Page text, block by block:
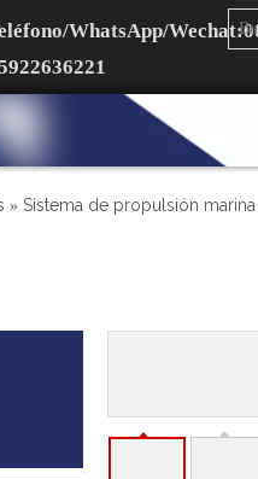
WhatsApp/Wechat:
» Sistema de propulsión marina